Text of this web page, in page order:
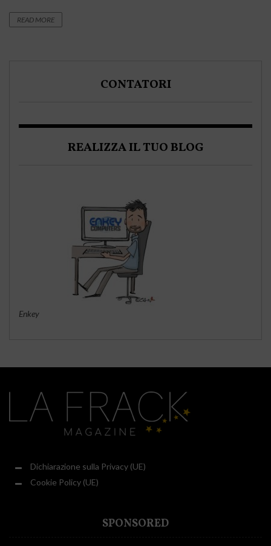
READ MORE
CONTATORI
REALIZZA IL TUO BLOG
Enkey
Dichiarazione sulla Privacy (UE)
Cookie Policy (UE)
SPONSORED